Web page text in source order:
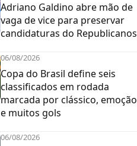
Adriano Galdino abre mão de
vaga de vice para preservar
candidaturas do Republicanos
06/08/2026
Copa do Brasil define seis
classificados em rodada
marcada por clássico, emoção
e muitos gols
06/08/2026